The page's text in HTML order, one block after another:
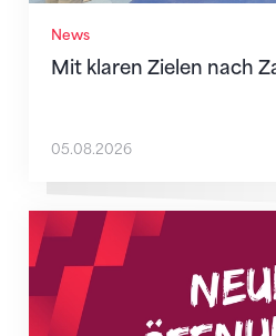
News
Mit klaren Zielen nach
05.08.2026
Neue Empfangszeiten ab 1.